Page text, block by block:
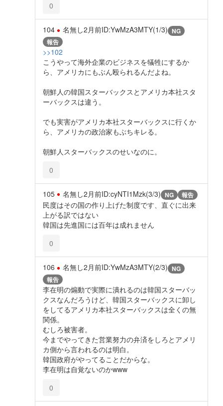
0
104 名無し2月前ID:YwMzA3MTY(1/3) NG
報告
>>102
こうやって海外企業のビジネスを犠牲にするか
ら、アメリカにもぶん殴られるんだよね。
朝鮮人の韓国スターバックスとアメリカ本社スタ
ーバックスは違う。
でも実害がアメリカ本社スターバックスに行くか
ら、アメリカの政治家もぶちキレる。
朝鮮人スターバックスのせいなのに。
0
105 名無し2月前ID:cyNTI1Mzk(3/3) NG 報告
民度はその国の作り上げた制度です、直ぐに出来
上がる訳ではない
韓国は先進国には百年は成れません
0
106 名無し2月前ID:YwMzA3MTY(2/3) NG
報告
李在明の煽動で実際に潰れるのは韓国スターバッ
クスなんだろうけど、韓国スターバックスに卸し
をしてるアメリカ本社スターバックスは全くの無
関係。
むしろ被害者。
今までやってきた営業努力の弁済をしろとアメリ
カ側から言われるのは明白。
韓国政府がやってることだからな。
李在明は自覚ないのかwww
0